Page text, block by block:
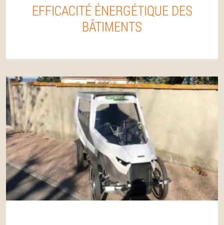
EFFICACITÉ ÉNERGÉTIQUE DES
BÂTIMENTS